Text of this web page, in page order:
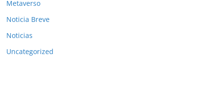
Metaverso
Noticia Breve
Noticias
Uncategorized